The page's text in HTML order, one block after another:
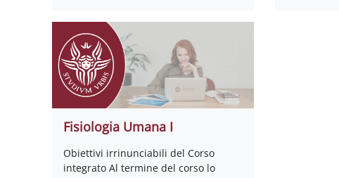
Fisiologia Umana I
Obiettivi irrinunciabili del Corso
integrato Al termine del corso lo